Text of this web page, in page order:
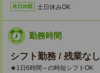
休日休暇 土日休みOK
勤務時間
シフト勤務 / 残業なし
★1日6時間～の時短シフトOK